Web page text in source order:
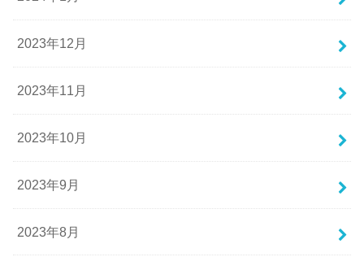
2023年12月
2023年11月
2023年10月
2023年9月
2023年8月